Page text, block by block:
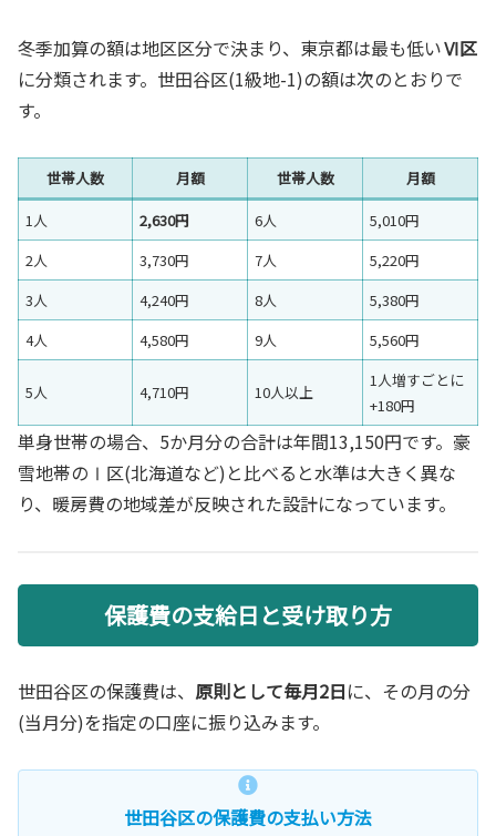
冬季加算の額は地区区分で決まり、東京都は最も低いⅥ区
に分類されます。世田谷区(1級地-1)の額は次のとおりで
す。
世帯人数 月額 世帯人数
月額
1人
2,630円 6人
5,010円
2人
3,730円 7人
5,220円
3人
4,240円 8人
5,380円
4人
4,580円 9人 5,560円
5人 4,710円 10人以上
1人増すごとに
+180円
単身世帯の場合、5か月分の合計は年間13,150円です。豪
雪地帯のⅠ区(北海道など)と比べると水準は大きく異な
り、暖房費の地域差が反映された設計になっています。
保護費の支給日と受け取り方
世田谷区の保護費は、 原則として毎月2日に、その月の分
(当月分)を指定の口座に振り込みます。
世田谷区の保護費の支払い方法